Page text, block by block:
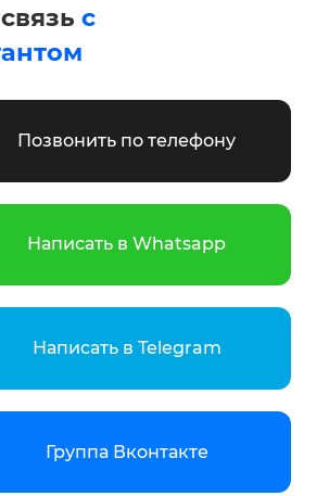
с
Позвонить по телефону
Написать в Whatsapp
Написать в Telegram
Группа Вконтакте